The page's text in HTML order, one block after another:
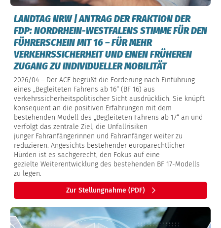
LANDTAG NRW | ANTRAG DER FRAKTION DER
FDP: NORDRHEIN-WESTFALENS STIMME FÜR DEN
FÜHRERSCHEIN MIT 16 – FÜR MEHR
VERKEHRSSICHERHEIT UND EINEN FRÜHEREN
ZUGANG ZU INDIVIDUELLER MOBILITÄT
2026/04 – Der ACE begrüßt die Forderung nach Einführung
eines „Begleiteten Fahrens ab 16“ (BF 16) aus
verkehrssicherheitspolitischer Sicht ausdrücklich. Sie knüpft
konsequent an die positiven Erfahrungen mit dem
bestehenden Modell des „Begleiteten Fahrens ab 17“ an und
verfolgt das zentrale Ziel, die Unfallrisiken
junger Fahranfängerinnen und Fahranfänger weiter zu
reduzieren. Angesichts bestehender europarechtlicher
Hürden ist es sachgerecht, den Fokus auf eine
gezielte Weiterentwicklung des bestehenden BF 17-Modells
zu legen.
Zur Stellungnahme (PDF)